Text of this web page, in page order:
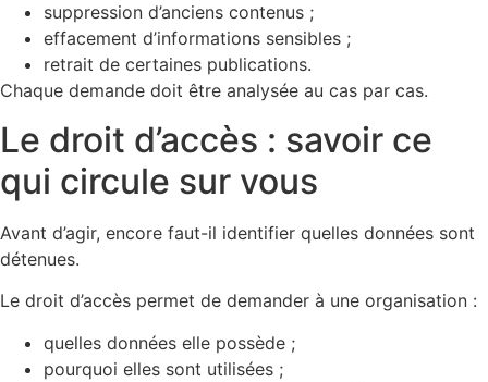
suppression d’anciens contenus ;
effacement d’informations sensibles ;
retrait de certaines publications.
Chaque demande doit être analysée au cas par cas.
Le droit d’accès : savoir ce
qui circule sur vous
Avant d’agir, encore faut-il identifier quelles données sont
détenues.
Le droit d’accès permet de demander à une organisation :
quelles données elle possède ;
pourquoi elles sont utilisées ;